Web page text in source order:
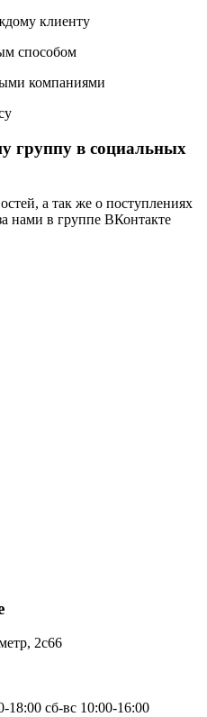
клиенту
способом
компаниями
группу в социальных
а так же о поступлениях
нами в группе ВКонтакте
2с66
сб-вс 10:00-16:00